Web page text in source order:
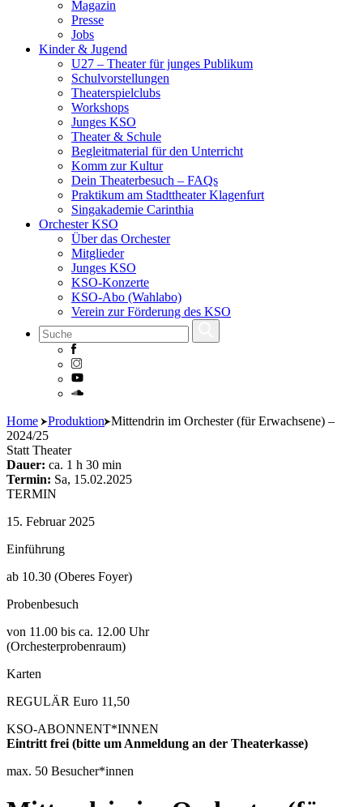
Magazin
Presse
Jobs
Kinder & Jugend
U27 – Theater für junges Publikum
Schulvorstellungen
Theaterspielclubs
Workshops
Junges KSO
Theater & Schule
Begleitmaterial für den Unterricht
Komm zur Kultur
Dein Theaterbesuch – FAQs
Praktikum am Stadttheater Klagenfurt
Singakademie Carinthia
Orchester KSO
Über das Orchester
Mitglieder
Junges KSO
KSO-Konzerte
KSO-Abo (Wahlabo)
Verein zur Förderung des KSO
Skip
to
content
Home Produktion Mittendrin im Orchester (für Erwachsene) –
2024/25
Statt Theater
Dauer: ca. 1 h 30 min
Termin: Sa, 15.02.2025
TERMIN
15. Februar 2025
Einführung
ab 10.30 (Oberes Foyer)
Probenbesuch
von 11.00 bis ca. 12.00 Uhr
(Orchesterprobenraum)
Karten
REGULÄR Euro 11,50
KSO-ABONNENT*INNEN
Eintritt frei (bitte um Anmeldung an der Theaterkasse)
max. 50 Besucher*innen